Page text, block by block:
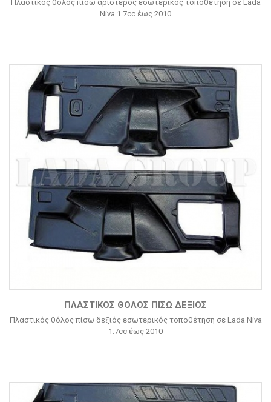
Πλαστικός θόλος πίσω αριστερός εσωτερικός τοποθέτηση σε Lada
Niva 1.7cc έως 2010
ΠΛΑΣΤΙΚΌΣ ΘΌΛΟΣ ΠΊΣΩ ΔΕΞΙΌΣ
Πλαστικός θόλος πίσω δεξιός εσωτερικός τοποθέτηση σε Lada Niva
1.7cc έως 2010